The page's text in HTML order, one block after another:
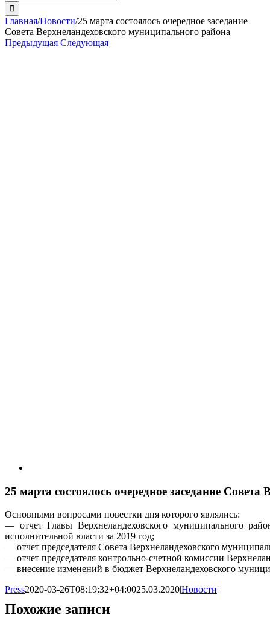
поиска:
Главная/Новости/25 марта состоялось очередное заседание
Совета Верхнеландеховского муниципального района
Предыдущая Следующая
25 марта состоялось очередное заседание
Основными вопросами повестки дня которого являлись:
— отчет Главы Верхнеландеховского муниципального
исполнительной власти за 2019 год;
— отчет председателя Совета Верхнеландеховского
— отчет председателя контрольно-счетной комиссии
— внесение изменений в бюджет Верхнеландеховского
Press2020-03-26T08:19:32+04:0025.03.2020|Новости|
Похожие записи